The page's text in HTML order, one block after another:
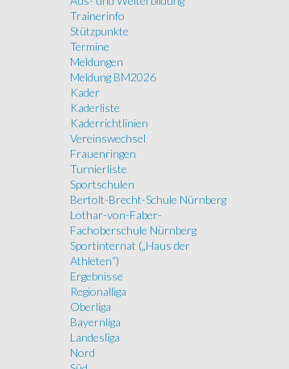
Trainerinfo
Stützpunkte
Termine
Meldungen
Meldung BM2026
Kader
Kaderliste
Kaderrichtlinien
Vereinswechsel
Frauenringen
Turnierliste
Sportschulen
Bertolt-Brecht-Schule Nürnberg
Lothar-von-Faber-
Fachoberschule Nürnberg
Sportinternat („Haus der
Athleten“)
Ergebnisse
Regionalliga
Oberliga
Bayernliga
Landesliga
Nord